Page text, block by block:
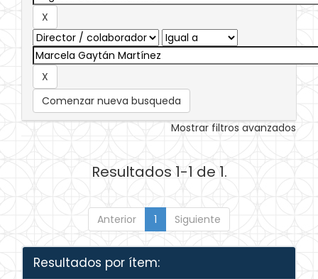
Comenzar nueva busqueda
Mostrar filtros avanzados
Resultados 1-1 de 1.
Anterior 1 Siguiente
Resultados por ítem: